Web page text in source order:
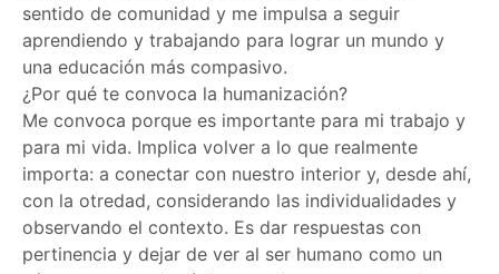
sentido de comunidad y me impulsa a seguir
aprendiendo y trabajando para lograr un mundo y
una educación más compasivo.
¿Por qué te convoca la humanización?
Me convoca porque es importante para mi trabajo y
para mi vida. Implica volver a lo que realmente
importa: a conectar con nuestro interior y, desde ahí,
con la otredad, considerando las individualidades y
observando el contexto. Es dar respuestas con
pertinencia y dejar de ver al ser humano como un